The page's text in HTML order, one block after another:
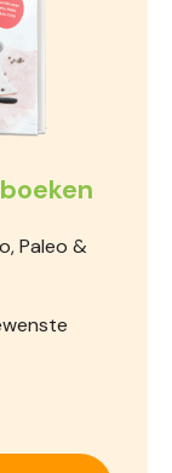
Paleo &